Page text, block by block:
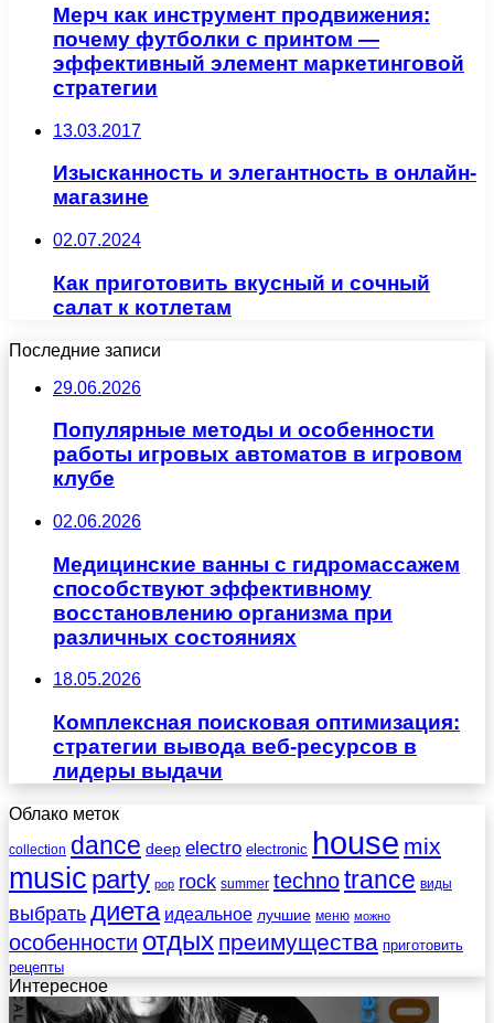
Мерч как инструмент продвижения:
почему футболки с принтом —
эффективный элемент маркетинговой
стратегии
13.03.2017
Изысканность и элегантность в онлайн-
магазине
02.07.2024
Как приготовить вкусный и сочный
салат к котлетам
Последние записи
29.06.2026
Популярные методы и особенности
работы игровых автоматов в игровом
клубе
02.06.2026
Медицинские ванны с гидромассажем
способствуют эффективному
восстановлению организма при
различных состояниях
18.05.2026
Комплексная поисковая оптимизация:
стратегии вывода веб-ресурсов в
лидеры выдачи
Облако меток
collection dance deep electro electronic house mix
music party pop rock summer technotrance виды
выбратьдиета идеальное лучшие меню можно
особенности отдых преимущества приготовить
рецепты
Интересное